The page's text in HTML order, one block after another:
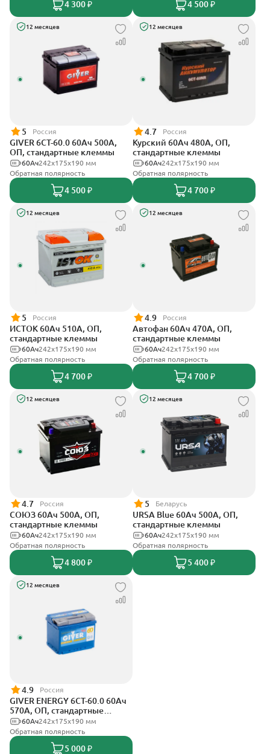
4 300 ₽ 4 500 ₽
12 месяцев
5 Россия
GIVER 6СТ-60.0 60Ач 500А,
ОП, стандартные клеммы
242х175х190 мм
60Ач
Обратная полярность
4 500 ₽
12 месяцев
4.7 Россия
Курский 60Ач 480А, ОП,
стандартные клеммы
242x175x190 мм
60Ач
Обратная полярность
4 700 ₽
12 месяцев
5 Россия
ИСТОК 60Ач 510А, ОП,
стандартные клеммы
242x175x190 мм
60Ач
Обратная полярность
4 700 ₽
12 месяцев
4.9 Россия
Автофан 60Ач 470А, ОП,
стандартные клеммы
242х175х190 мм
60Ач
Обратная полярность
4 700 ₽
12 месяцев
4.7 Россия
СОЮЗ 60Ач 500А, ОП,
стандартные клеммы
242x175x190 мм
60Ач
Обратная полярность
4 800 ₽
12 месяцев
5 Беларусь
URSA Blue 60Ач 500А, ОП,
стандартные клеммы
242х175х190 мм
60Ач
Обратная полярность
5 400 ₽
12 месяцев
4.9 Россия
GIVER ENERGY 6СТ-60.0 60Ач
570А, ОП, стандартные
клеммы242х175х190 мм
60Ач
Обратная полярность
5 000 ₽